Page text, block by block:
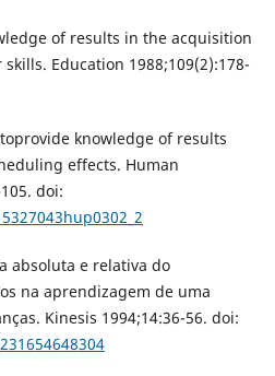
of results in the acquisition
Education 1988;109(2):178-
knowledge of results
effects. Human
doi:
absoluta e relativa do
na aprendizagem de uma
Kinesis 1994;14:36-56. doi: